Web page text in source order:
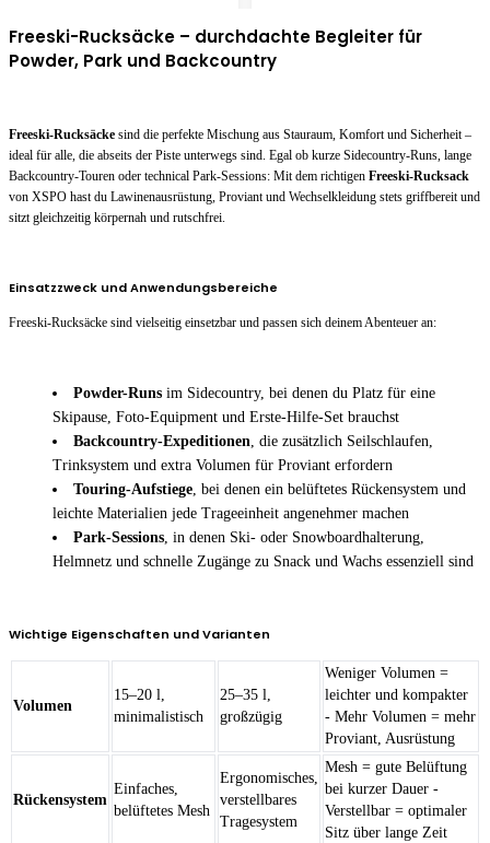
Freeski-Rucksäcke – durchdachte Begleiter für
Powder, Park und Backcountry
Freeski-Rucksäcke sind die perfekte Mischung aus Stauraum, Komfort und Sicherheit –
ideal für alle, die abseits der Piste unterwegs sind. Egal ob kurze Sidecountry-Runs, lange
Backcountry-Touren oder technical Park-Sessions: Mit dem richtigen Freeski-Rucksack
von XSPO hast du Lawinenausrüstung, Proviant und Wechselkleidung stets griffbereit und
sitzt gleichzeitig körpernah und rutschfrei.
Einsatzzweck und Anwendungsbereiche
Freeski-Rucksäcke sind vielseitig einsetzbar und passen sich deinem Abenteuer an:
Powder-Runs im Sidecountry, bei denen du Platz für eine
Skipause, Foto-Equipment und Erste-Hilfe-Set brauchst
Backcountry-Expeditionen, die zusätzlich Seilschlaufen,
Trinksystem und extra Volumen für Proviant erfordern
Touring-Aufstiege, bei denen ein belüftetes Rückensystem und
leichte Materialien jede Trageeinheit angenehmer machen
Park-Sessions, in denen Ski- oder Snowboardhalterung,
Helmnetz und schnelle Zugänge zu Snack und Wachs essenziell sind
Wichtige Eigenschaften und Varianten
Volumen
15–20 l,
minimalistisch
25–35 l,
großzügig
Weniger Volumen =
leichter und kompakter
- Mehr Volumen = mehr
Proviant, Ausrüstung
Rückensystem
Einfaches,
belüftetes Mesh
Ergonomisches,
verstellbares
Tragesystem
Mesh = gute Belüftung
bei kurzer Dauer -
Verstellbar = optimaler
Sitz über lange Zeit